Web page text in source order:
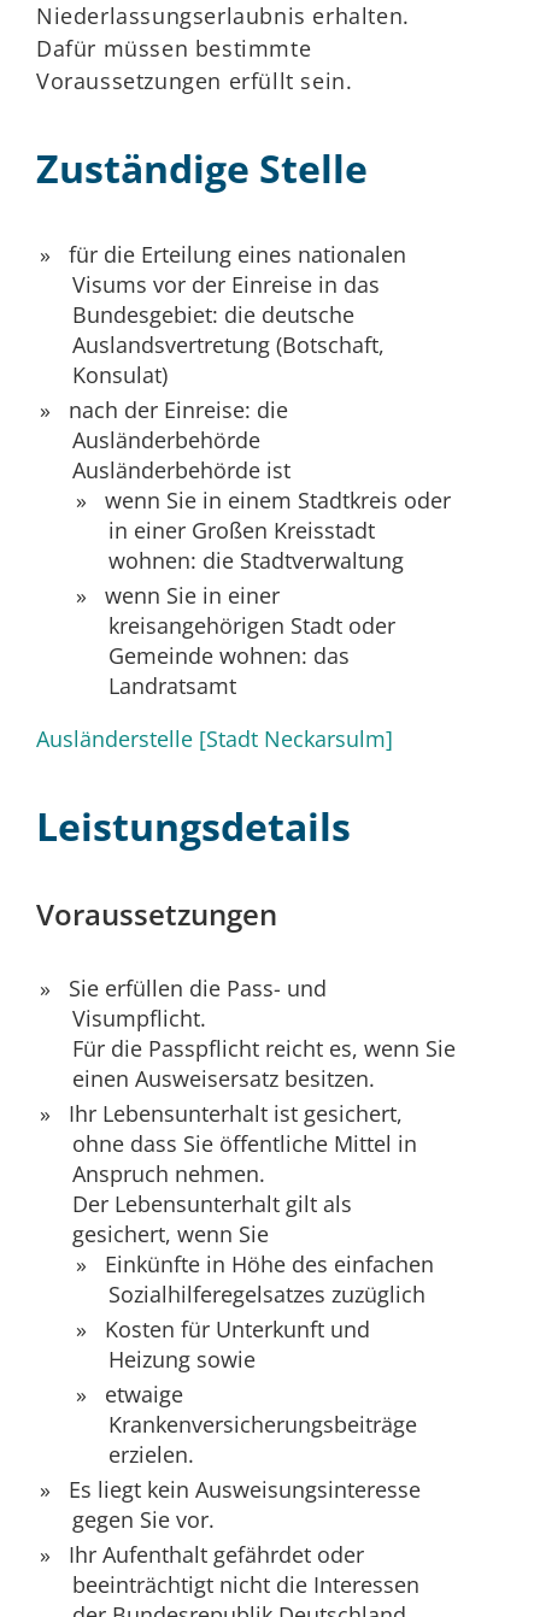
Niederlassungserlaubnis erhalten.
Dafür müssen bestimmte
Voraussetzungen erfüllt sein.
Zuständige Stelle
für die Erteilung eines nationalen
Visums vor der Einreise in das
Bundesgebiet: die deutsche
Auslandsvertretung (Botschaft,
Konsulat)
nach der Einreise: die
Ausländerbehörde
Ausländerbehörde ist
wenn Sie in einem Stadtkreis oder
in einer Großen Kreisstadt
wohnen: die Stadtverwaltung
wenn Sie in einer
kreisangehörigen Stadt oder
Gemeinde wohnen: das
Landratsamt
Ausländerstelle [Stadt Neckarsulm]
Leistungsdetails
Voraussetzungen
Sie erfüllen die Pass- und
Visumpflicht.
Für die Passpflicht reicht es, wenn Sie
einen Ausweisersatz besitzen.
Ihr Lebensunterhalt ist gesichert,
ohne dass Sie öffentliche Mittel in
Anspruch nehmen.
Der Lebensunterhalt gilt als
gesichert, wenn Sie
Einkünfte in Höhe des einfachen
Sozialhilferegelsatzes zuzüglich
Kosten für Unterkunft und
Heizung sowie
etwaige
Krankenversicherungsbeiträge
erzielen.
Es liegt kein Ausweisungsinteresse
gegen Sie vor.
Ihr Aufenthalt gefährdet oder
beeinträchtigt nicht die Interessen